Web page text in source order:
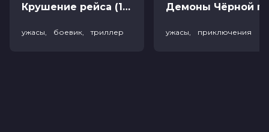
Крушение рейса (18+)
ужасы, боевик, триллер ужасы, приключения